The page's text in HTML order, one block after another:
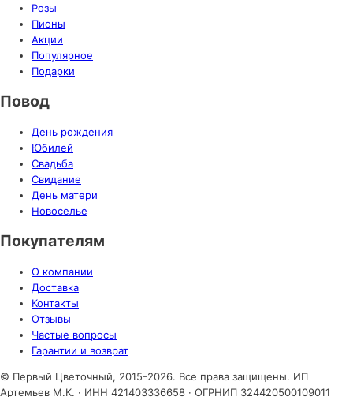
Розы
Пионы
Акции
Популярное
Подарки
Повод
День рождения
Юбилей
Свадьба
Свидание
День матери
Новоселье
Покупателям
О компании
Доставка
Контакты
Отзывы
Частые вопросы
Гарантии и возврат
© Первый Цветочный, 2015-2026. Все права защищены. ИП
Артемьев М.К. · ИНН 421403336658 · ОГРНИП 324420500109011